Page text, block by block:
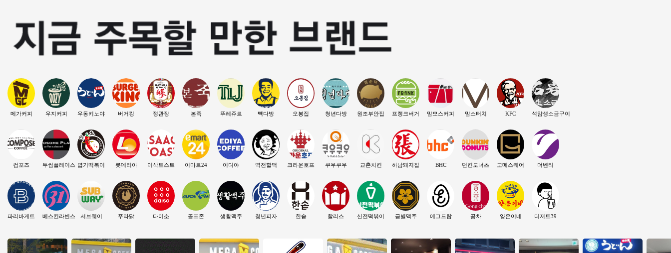
메가커피
컴포즈
파리바게트
우지커피
투썸플레이스
베스킨라빈스
우동키노야
엽기떡볶이
서브웨이
버거킹
롯데리아
푸라닭
정관장
이삭토스트
다이소
본죽
이마트24
골프존
뚜레쥬르
이디야
생활맥주
빽다방
역전할맥
청년피자
오봉집
크라운호프
한솥
청년다방
쿠우쿠우
할리스
원조부안집
교촌치킨
신전떡볶이
프랭크버거
하남돼지집
금별맥주
맘모스커피
BHC
에그드랍
맘스터치
던킨도너츠
공차
KFC
고메스퀘어
양은이네
석암생소금구이
더벤티
디저트39